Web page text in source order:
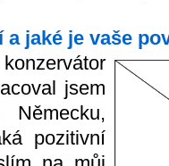
a jaké je vaše
jsem
pozitivní